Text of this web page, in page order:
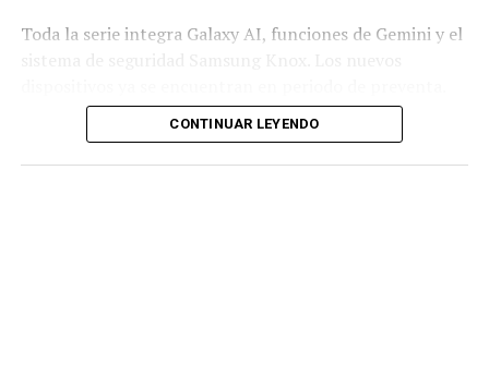
Toda la serie integra Galaxy AI, funciones de Gemini y el
CONTINUAR LEYENDO